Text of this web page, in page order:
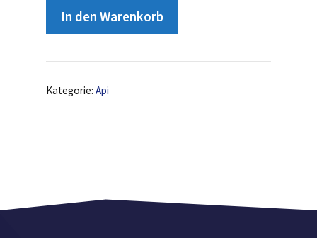
unbegrenzte
In den Warenkorb
Kategorie: Api